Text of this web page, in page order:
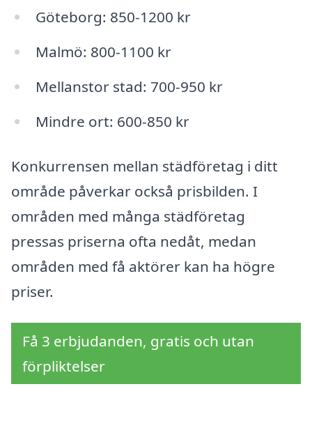
Göteborg: 850-1200 kr
Malmö: 800-1100 kr
Mellanstor stad: 700-950 kr
Mindre ort: 600-850 kr
Konkurrensen mellan städföretag i ditt
område påverkar också prisbilden. I
områden med många städföretag
pressas priserna ofta nedåt, medan
områden med få aktörer kan ha högre
priser.
Få 3 erbjudanden, gratis och utan
förpliktelser